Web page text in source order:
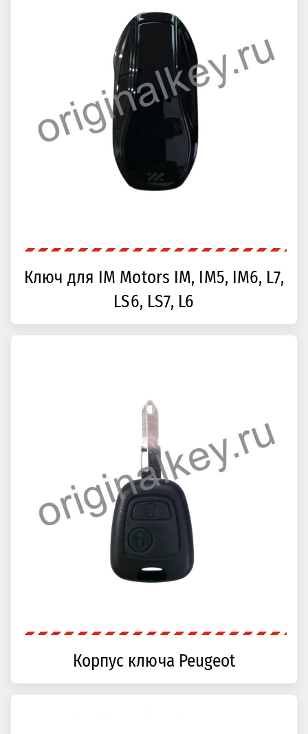
Ключ для IM Motors IM, IM5, IM6, L7,
LS6, LS7, L6
Корпус ключа Peugeot